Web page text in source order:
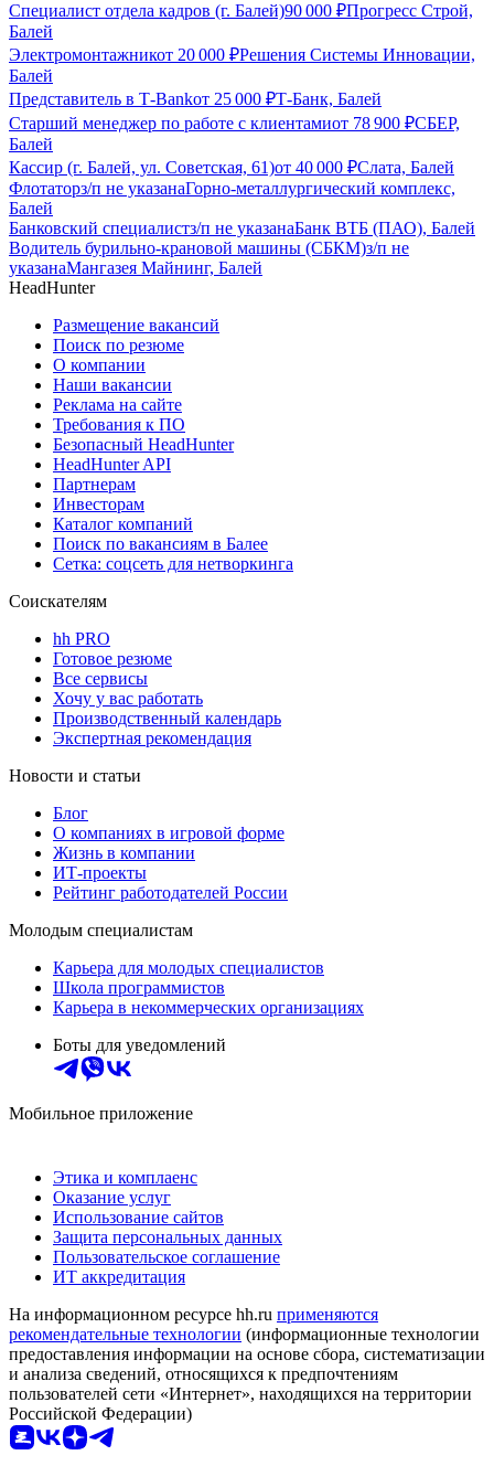
Специалист отдела кадров (г. Балей)90 000 ₽Прогресс Строй,
Балей
Электромонтажникот 20 000 ₽Решения Системы Инновации,
Балей
Представитель в Т-Bankот 25 000 ₽Т-Банк, Балей
Старший менеджер по работе с клиентамиот 78 900 ₽СБЕР,
Балей
Кассир (г. Балей, ул. Советская, 61)от 40 000 ₽Слата, Балей
Флотаторз/п не указанаГорно-металлургический комплекс,
Балей
Банковский специалистз/п не указанаБанк ВТБ (ПАО), Балей
Водитель бурильно-крановой машины (СБКМ)з/п не
указанаМангазея Майнинг, Балей
HeadHunter
Размещение вакансий
Поиск по резюме
О компании
Наши вакансии
Реклама на сайте
Требования к ПО
Безопасный HeadHunter
HeadHunter API
Партнерам
Инвесторам
Каталог компаний
Поиск по вакансиям в Балее
Сетка: соцсеть для нетворкинга
Соискателям
hh PRO
Готовое резюме
Все сервисы
Хочу у вас работать
Производственный календарь
Экспертная рекомендация
Новости и статьи
Блог
О компаниях в игровой форме
Жизнь в компании
ИТ-проекты
Рейтинг работодателей России
Молодым специалистам
Карьера для молодых специалистов
Школа программистов
Карьера в некоммерческих организациях
Боты для уведомлений
Мобильное приложение
Этика и комплаенс
Оказание услуг
Использование сайтов
Защита персональных данных
Пользовательское соглашение
ИТ аккредитация
На информационном ресурсе hh.ru применяются
рекомендательные технологии (информационные технологии
предоставления информации на основе сбора, систематизации
и анализа сведений, относящихся к предпочтениям
пользователей сети «Интернет», находящихся на территории
Российской Федерации)